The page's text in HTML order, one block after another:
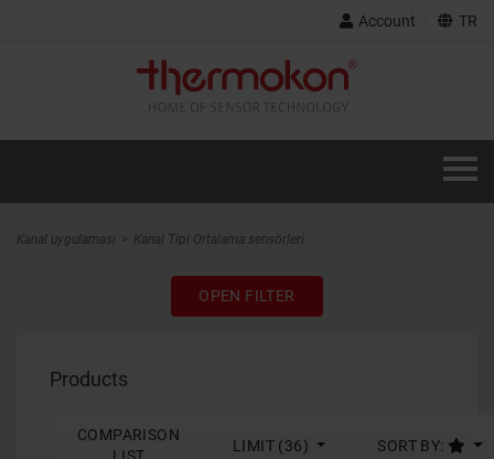
Account TR
Kanal uygulaması Kanal Tipi Ortalama sensörleri
OPEN FILTER
Products
COMPARISON
LIMIT (36) SORT BY: